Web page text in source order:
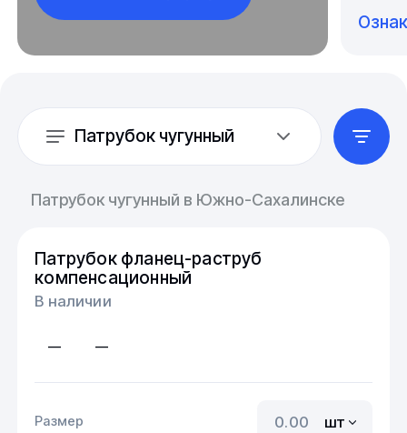
Патрубок чугунный
Патрубок чугунный в Южно-Сахалинске
Патрубок фланец-раструб
компенсационный
В наличии
— —
Размер шт